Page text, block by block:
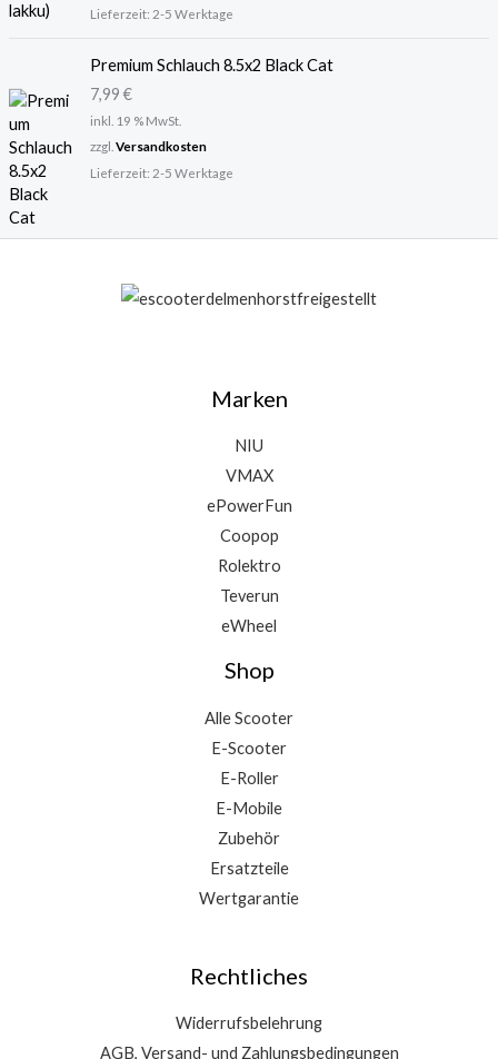
Lieferzeit: 2-5 Werktage
Premium Schlauch 8.5x2 Black Cat
7,99€
inkl. 19 % MwSt.
zzgl. Versandkosten
Lieferzeit: 2-5 Werktage
Marken
NIU
VMAX
ePowerFun
Coopop
Rolektro
Teverun
eWheel
Shop
Alle Scooter
E-Scooter
E-Roller
E-Mobile
Zubehör
Ersatzteile
Wertgarantie
Rechtliches
Widerrufsbelehrung
AGB, Versand- und Zahlungsbedingungen